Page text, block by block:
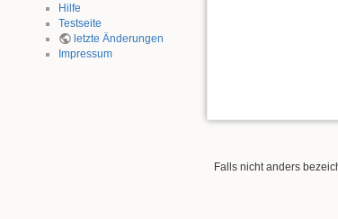
Hilfe
Testseite
letzte Änderungen
Impressum
Falls nicht anders